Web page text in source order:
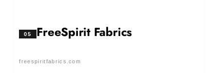
05 FreeSpirit Fabrics
freespiritfabrics.com